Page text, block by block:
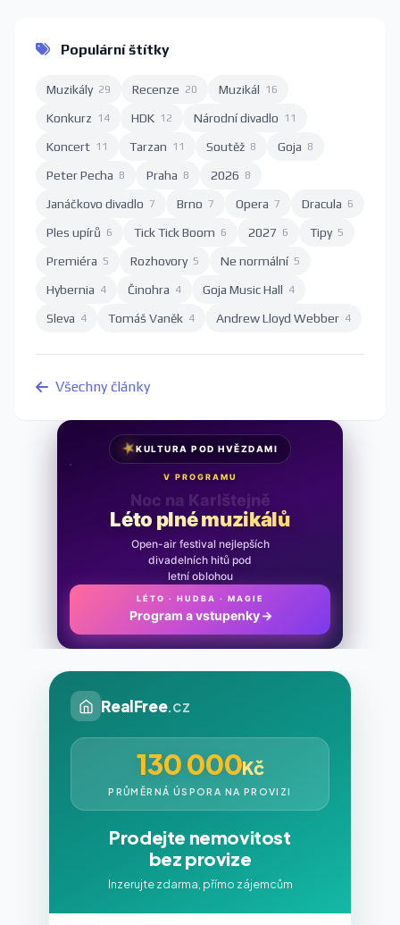
Populární štítky
Muzikály 29 Recenze 20 Muzikál 16
Konkurz 14 HDK 12 Národní divadlo 11
Koncert 11 Tarzan 11 Soutěž 8 Goja 8
Peter Pecha 8 Praha 8 2026 8
Janáčkovo divadlo 7 Brno 7 Opera 7 Dracula 6
Ples upírů 6 Tick Tick Boom 6 2027 6 Tipy 5
Premiéra 5 Rozhovory 5 Ne normální 5
Hybernia 4 Činohra 4 Goja Music Hall 4
Sleva 4 Tomáš Vaněk 4 Andrew Lloyd Webber 4
Všechny články
★KULTURA POD HVĚZDAMI
V PROGRAMU
Noc na Karlštejně
Léto plné muzikálů
Open-air festival nejlepších
divadelních hitů pod
letní oblohou
LÉTO · HUDBA · MAGIE
Program a vstupenky→
RealFree.cz
130 000Kč
PRŮMĚRNÁ ÚSPORA NA PROVIZI
Prodejte nemovitost
bez provize
Inzerujte zdarma, přímo zájemcům